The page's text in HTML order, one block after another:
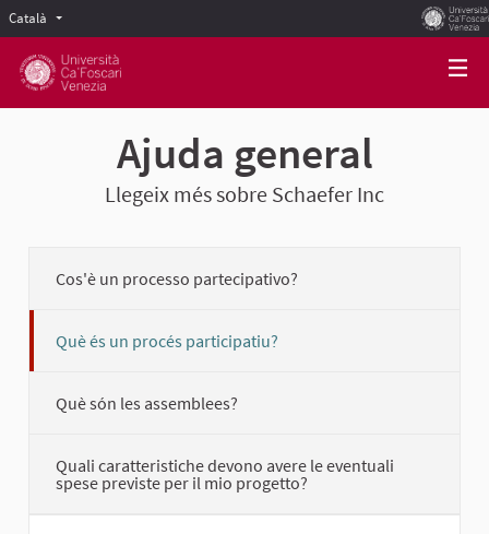
Català Scegli la lingua
Ajuda general
Llegeix més sobre Schaefer Inc
Cos'è un processo partecipativo?
Què és un procés participatiu?
Què són les assemblees?
Quali caratteristiche devono avere le eventuali
spese previste per il mio progetto?